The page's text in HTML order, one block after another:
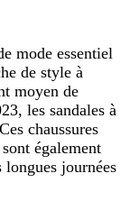
mode essentiel
de style à
moyen de
les sandales à
chaussures
également
journées